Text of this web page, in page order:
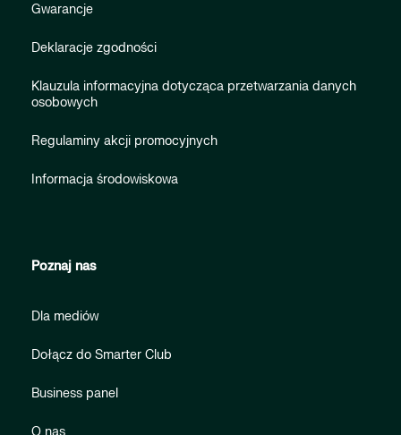
Gwarancje
Deklaracje zgodności
Klauzula informacyjna dotycząca przetwarzania danych
osobowych
Regulaminy akcji promocyjnych
Informacja środowiskowa
Poznaj nas
Dla mediów
Dołącz do Smarter Club
Business panel
O nas